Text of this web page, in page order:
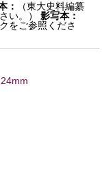
：
（東大史料編纂
い。）
影写本：
をご参照くださ